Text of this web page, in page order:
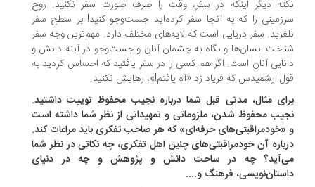
دیگر اینکه در سفر، وقت را صرف صورت سفر نکنید. روح
را که به آنجا سفر کرده‌اید جست‌وجو کنید! بر سطح سفر
سفر دریایی است که لایه‌های مختلف دارد. مهم‌ترین وجه سفر
انسان‌ها و نگاه به چشمان آنان و جست‌وجو در آینه دانش و
آنان است. اگر هم کسی را در سفر یافتید که احساس کردید به
ارشمیدس که فریاد زد «آه یافتم!»، رهایش نکنید.
مثال، مدتی قبل شما درباره نجیب محفوظ توییت داشتید.
محفوظ شدن، ملزوماتی و تمهیداتی از نظر شما داشته است
حرفه‌ای» که هر صاحب تفکری باید مراعات کند.
آن خود‌مراقبتی‌های چنین اهل تفکری، چه نکاتی در نظر شما
چه در ساحت دانش و پژوهش و چه در دنیای
فرهنگ و....